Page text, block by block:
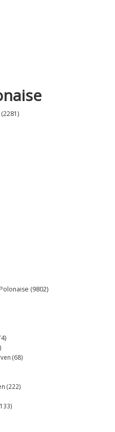
(2281)
(9802)
(68)
(222)